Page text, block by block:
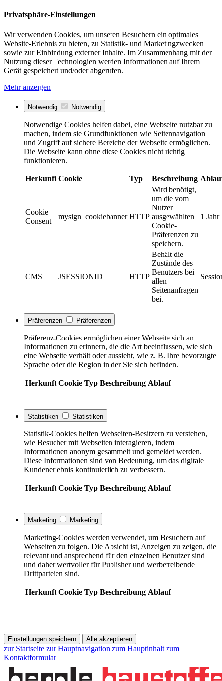
Privatsphäre-Einstellungen
Wir verwenden Cookies, um unseren Besuchern ein optimales
Website-Erlebnis zu bieten, zu Statistik- und Marketingzwecken
sowie zur Einbindung externer Inhalte. Im Zusammenhang mit der
Nutzung dieser Technologien werden Informationen auf Ihrem
Gerät gespeichert und/oder abgerufen.
Mehr anzeigen
Notwendig Notwendig
Notwendige Cookies helfen dabei, eine Webseite nutzbar zu
machen, indem sie Grundfunktionen wie Seitennavigation
und Zugriff auf sichere Bereiche der Webseite ermöglichen.
Die Webseite kann ohne diese Cookies nicht richtig
funktionieren.
Herkunft Cookie Typ Beschreibung
Cookie
Consent
mysign_cookiebanner HTTP
Wird benötigt,
um die vom
Nutzer
ausgewählten
Cookie-
Präferenzen zu
speichern.
1 Jahr
CMS JSESSIONID HTTP
Behält die
Zustände des
Benutzers bei
allen
Seitenanfragen
bei.
Präferenzen Präferenzen
Präferenz-Cookies ermöglichen einer Webseite sich an
Informationen zu erinnern, die die Art beeinflussen, wie sich
eine Webseite verhält oder aussieht, wie z. B. Ihre bevorzugte
Sprache oder die Region in der Sie sich befinden.
Herkunft Cookie Typ Beschreibung Ablauf
Statistiken Statistiken
Statistik-Cookies helfen Webseiten-Besitzern zu verstehen,
wie Besucher mit Webseiten interagieren, indem
Informationen anonym gesammelt und gemeldet werden.
Diese Informationen sind von Bedeutung, um das digitale
Kundenerlebnis kontinuierlich zu verbessern.
Herkunft Cookie Typ Beschreibung Ablauf
Marketing Marketing
Marketing-Cookies werden verwendet, um Besuchern auf
Webseiten zu folgen. Die Absicht ist, Anzeigen zu zeigen, die
relevant und ansprechend für den einzelnen Benutzer sind
und daher wertvoller für Publisher und werbetreibende
Drittparteien sind.
Herkunft Cookie Typ Beschreibung Ablauf
Einstellungen speichern Alle akzeptieren
zur Startseite zur Hauptnavigation zum Hauptinhalt zum
Kontaktformular